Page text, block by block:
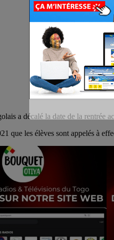
a décalé la date de la rentrée
que les élèves sont appelés à